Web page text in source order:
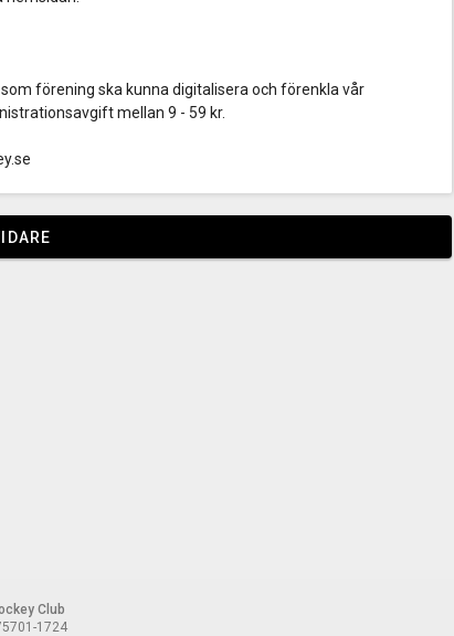
förening ska kunna digitalisera och förenkla vår
mellan 9 - 59 kr.
Club
1724